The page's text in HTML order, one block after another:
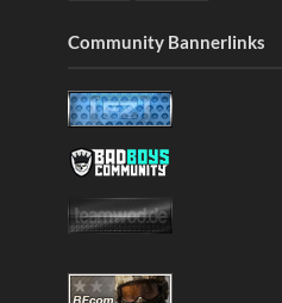
Community Bannerlinks